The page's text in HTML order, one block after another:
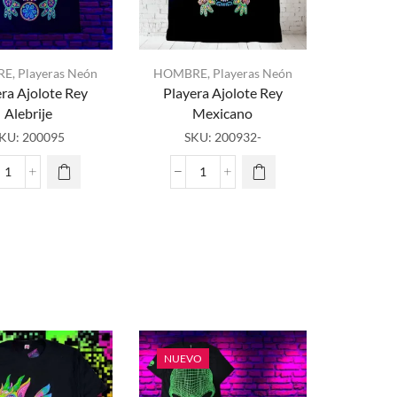
o
negra
, Playeras Neón
Ajolote Rey
Alebrije
200095
Playera
HOMBRE, Playeras Neón
Playera Ajolote Rey
Mexicano
SKU: 200932-
Playera
NUEVO